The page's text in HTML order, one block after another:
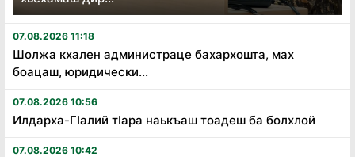
07.08.2026 11:18
Шолжа кхален администраце бахархошта, мах
боацаш, юридически...
07.08.2026 10:56
Илдарха-Гӏалий тӏара наькъаш тоадеш ба болхлой
07.08.2026 10:42